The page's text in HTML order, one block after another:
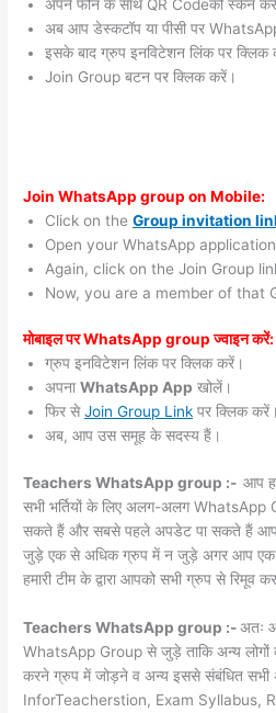
अपने फोन के साथ QR Codeको स्कैन
अब आप डेस्कटॉप या पीसी पर
इसके बाद ग्रुप इनविटेशन लिंक पर
Join Group बटन पर क्लिक करें।
Join WhatsApp group on Mobile:
Click on theGroup invitation
Open your WhatsApp
Again, click on the Join Group
Now, you are a member of that
मोबाइल पर WhatsApp group ज्वाइन करें:
ग्रुप इनविटेशन लिंक पर क्लिक करें।
अपनाWhatsApp App खोलें।
फिर सेJoin Group Link पर क्लिक करें।
अब, आप उस समूह के सदस्य हैं।
Teachers WhatsApp group :-आप
सभी भर्तियों के लिए अलग-अलग
सकते हैं और सबसे पहले अपडेट पा सकते हैं आपसे
जुड़े एक से अधिक ग्रुप में न जुड़े अगर आप एक
हमारी टीम के द्वारा आपको सभी ग्रुप से रिमूव कर
Teachers WhatsApp group :-अतः
WhatsApp Group से जुड़े ताकि अन्य लोगों
करने ग्रुप में जोड़ने व अन्य इससे संबंधित सभी
InforTeacherstion, Exam Syllabus,